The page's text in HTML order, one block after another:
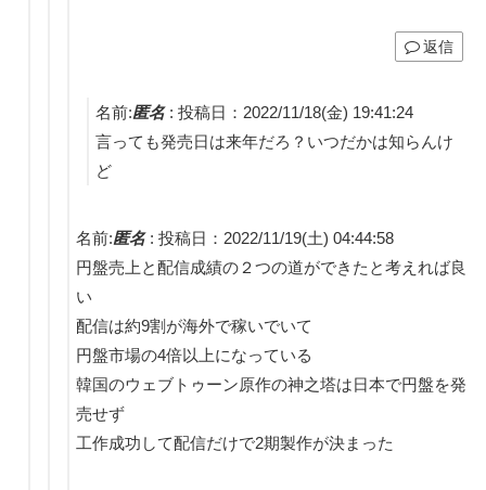
返信
名前:匿名: 投稿日：2022/11/18(金) 19:41:24
言っても発売日は来年だろ？いつだかは知らんけ
ど
名前:匿名: 投稿日：2022/11/19(土) 04:44:58
円盤売上と配信成績の２つの道ができたと考えれば良
い
配信は約9割が海外で稼いでいて
円盤市場の4倍以上になっている
韓国のウェブトゥーン原作の神之塔は日本で円盤を発
売せず
工作成功して配信だけで2期製作が決まった